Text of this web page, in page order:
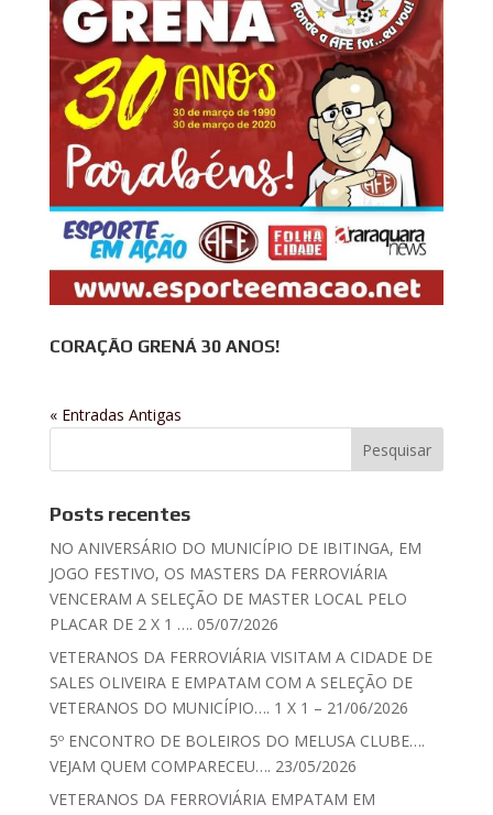
CORAÇÃO GRENÁ 30 ANOS!
« Entradas Antigas
Posts recentes
NO ANIVERSÁRIO DO MUNICÍPIO DE IBITINGA, EM
JOGO FESTIVO, OS MASTERS DA FERROVIÁRIA
VENCERAM A SELEÇÃO DE MASTER LOCAL PELO
PLACAR DE 2 X 1 …. 05/07/2026
VETERANOS DA FERROVIÁRIA VISITAM A CIDADE DE
SALES OLIVEIRA E EMPATAM COM A SELEÇÃO DE
VETERANOS DO MUNICÍPIO…. 1 X 1 – 21/06/2026
5º ENCONTRO DE BOLEIROS DO MELUSA CLUBE….
VEJAM QUEM COMPARECEU…. 23/05/2026
VETERANOS DA FERROVIÁRIA EMPATAM EM